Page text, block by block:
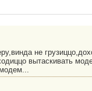
не
вытаскивать